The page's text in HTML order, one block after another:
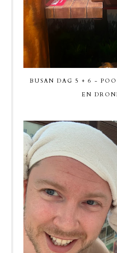
BUSAN DAG 5 + 6 -
EN